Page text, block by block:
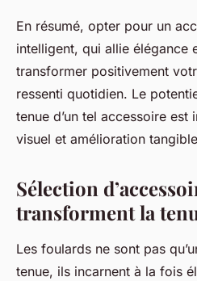
En résumé, opter pour un
intelligent, qui allie élégance
transformer positivement
ressenti quotidien. Le
tenue d’un tel accessoire est
visuel et amélioration
Sélection
transforment la
Les foulards ne sont pas
tenue, ils incarnent à la fois